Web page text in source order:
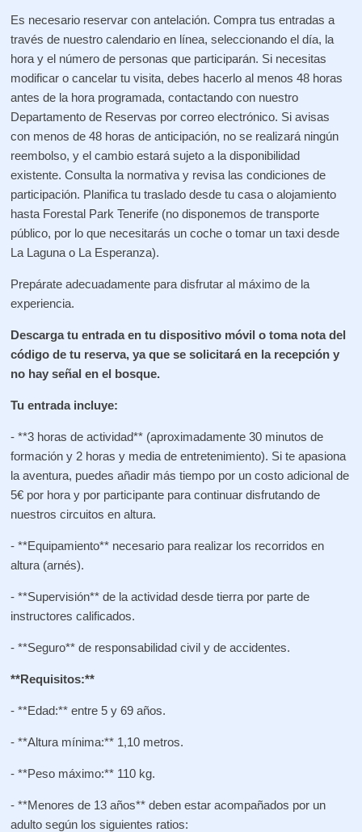
Es necesario reservar con antelación. Compra tus entradas a
través de nuestro calendario en línea, seleccionando el día, la
hora y el número de personas que participarán. Si necesitas
modificar o cancelar tu visita, debes hacerlo al menos 48 horas
antes de la hora programada, contactando con nuestro
Departamento de Reservas por correo electrónico. Si avisas
con menos de 48 horas de anticipación, no se realizará ningún
reembolso, y el cambio estará sujeto a la disponibilidad
existente. Consulta la normativa y revisa las condiciones de
participación. Planifica tu traslado desde tu casa o alojamiento
hasta Forestal Park Tenerife (no disponemos de transporte
público, por lo que necesitarás un coche o tomar un taxi desde
La Laguna o La Esperanza).
Prepárate adecuadamente para disfrutar al máximo de la
experiencia.
Descarga tu entrada en tu dispositivo móvil o toma nota del
código de tu reserva, ya que se solicitará en la recepción y
no hay señal en el bosque.
Tu entrada incluye:
- **3 horas de actividad** (aproximadamente 30 minutos de
formación y 2 horas y media de entretenimiento). Si te apasiona
la aventura, puedes añadir más tiempo por un costo adicional de
5€ por hora y por participante para continuar disfrutando de
nuestros circuitos en altura.
- **Equipamiento** necesario para realizar los recorridos en
altura (arnés).
- **Supervisión** de la actividad desde tierra por parte de
instructores calificados.
- **Seguro** de responsabilidad civil y de accidentes.
**Requisitos:**
- **Edad:** entre 5 y 69 años.
- **Altura mínima:** 1,10 metros.
- **Peso máximo:** 110 kg.
- **Menores de 13 años** deben estar acompañados por un
adulto según los siguientes ratios: